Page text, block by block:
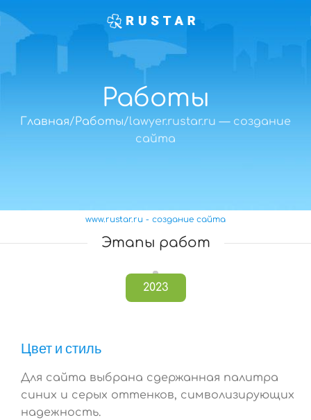
Работы
Главная Работы lawyer.rustar.ru — создание
сайта
www.rustar.ru - создание сайта
Этапы работ
2023
Цвет и стиль
Для сайта выбрана сдержанная палитра
синих и серых оттенков, символизирующих
надежность.